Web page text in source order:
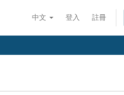
中文 登入 註冊